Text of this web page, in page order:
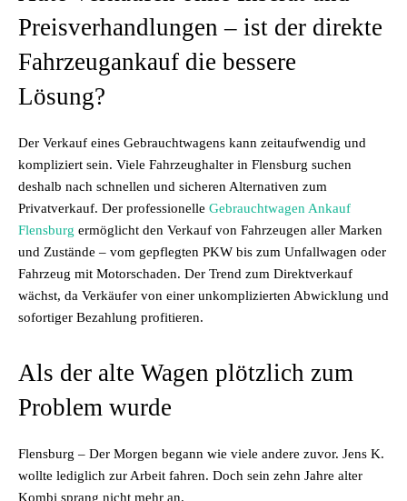
Preisverhandlungen – ist der direkte
Fahrzeugankauf die bessere
Lösung?
Der Verkauf eines Gebrauchtwagens kann zeitaufwendig und
kompliziert sein. Viele Fahrzeughalter in Flensburg suchen
deshalb nach schnellen und sicheren Alternativen zum
Privatverkauf. Der professionelle Gebrauchtwagen Ankauf
Flensburg ermöglicht den Verkauf von Fahrzeugen aller Marken
und Zustände – vom gepflegten PKW bis zum Unfallwagen oder
Fahrzeug mit Motorschaden. Der Trend zum Direktverkauf
wächst, da Verkäufer von einer unkomplizierten Abwicklung und
sofortiger Bezahlung profitieren.
Als der alte Wagen plötzlich zum
Problem wurde
Flensburg – Der Morgen begann wie viele andere zuvor. Jens K.
wollte lediglich zur Arbeit fahren. Doch sein zehn Jahre alter
Kombi sprang nicht mehr an.